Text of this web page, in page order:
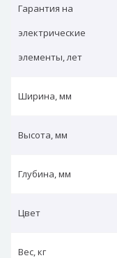
Гарантия на
электрические
элементы, лет
Ширина, мм
Высота, мм
Глубина, мм
Цвет
Вес, кг